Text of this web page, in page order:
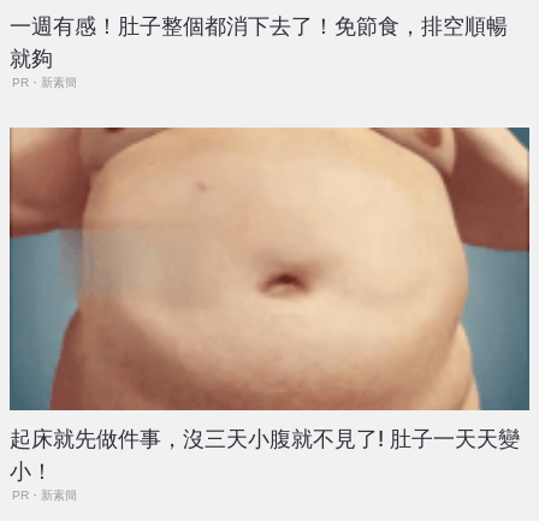
一週有感！肚子整個都消下去了！免節食，排空順暢
就夠
PR・新素簡
起床就先做件事，沒三天小腹就不見了! 肚子一天天變
小！
PR・新素簡